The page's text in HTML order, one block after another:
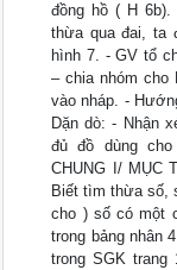
đồng hồ ( H
thừa qua đai, ta
hình 7. - GV tổ
– chia nhóm cho
vào nháp. -
Dặn dò: - Nhận
đủ đồ dùng
CHUNG I/ MỤC
Biết tìm thừa số,
cho ) số có một
trong bảng nhân
trong SGK